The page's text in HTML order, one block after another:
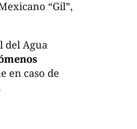
“Gil”,
del Agua
en caso de